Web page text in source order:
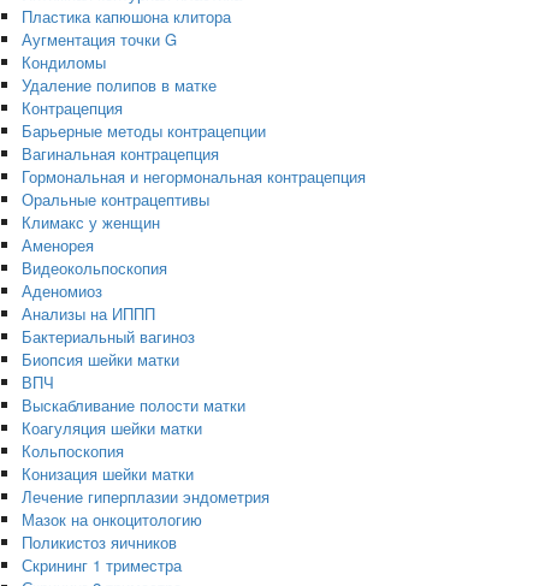
Пластика капюшона клитора
Аугментация точки G
Кондиломы
Удаление полипов в матке
Контрацепция
Барьерные методы контрацепции
Вагинальная контрацепция
Гормональная и негормональная контрацепция
Оральные контрацептивы
Климакс у женщин
Аменорея
Видеокольпоскопия
Аденомиоз
Анализы на ИППП
Бактериальный вагиноз
Биопсия шейки матки
ВПЧ
Выскабливание полости матки
Коагуляция шейки матки
Кольпоскопия
Конизация шейки матки
Лечение гиперплазии эндометрия
Мазок на онкоцитологию
Поликистоз яичников
Скрининг 1 триместра